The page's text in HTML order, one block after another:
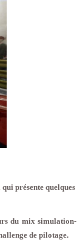
présente quelques
du mix simulation-
de pilotage.